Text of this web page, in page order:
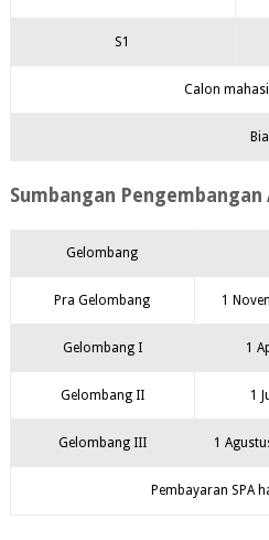
S1
Calon
Sumbangan Pengembangan
Gelombang
Pra Gelombang 1
Gelombang I 1
Gelombang II 1
Gelombang III 1
Pembayaran SPA